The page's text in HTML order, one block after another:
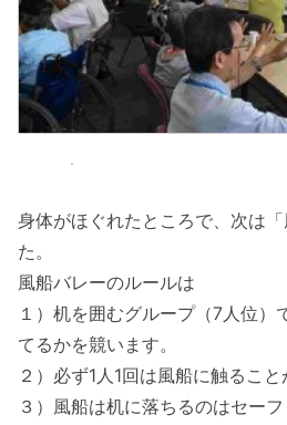
身体がほぐれたところで、次は
た。
風船バレーのルールは
１）机を囲むグループ（7人位
てるかを競います。
２）必ず1人1回は風船に触ること
３）風船は机に落ちるのはセー